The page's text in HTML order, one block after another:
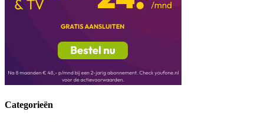
Categorieën